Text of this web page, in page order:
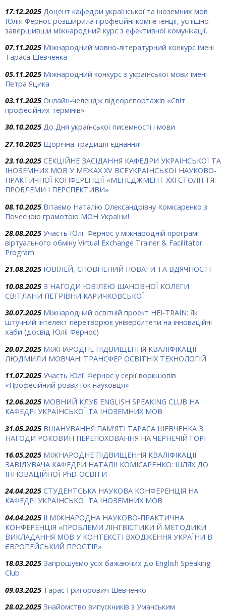
17.12.2025 Доцент кафедри української та іноземних мов
Юлія Фернос розширила професійні компетенції, успішно
завершивши міжнародний курс з ефективної комунікації.
07.11.2025 Міжнародний мовно-літературний конкурс імені
Тараса Шевченка
05.11.2025 Міжнародний конкурс з української мови імені
Петра Яцика
03.11.2025 Онлайн-челендж відеорепортажів «Світ
професійних термінів»
30.10.2025 До Дня української писемності і мови
27.10.2025 Щорічна традиція єднання!
23.10.2025 СЕКЦІЙНЕ ЗАСІДАННЯ КАФЕДРИ УКРАЇНСЬКОЇ ТА
ІНОЗЕМНИХ МОВ У МЕЖАХ ХV ВСЕУКРАЇНСЬКОЇ НАУКОВО-
ПРАКТИЧНОЇ КОНФЕРЕНЦІЇ «МЕНЕДЖМЕНТ XXI СТОЛІТТЯ:
ПРОБЛЕМИ І ПЕРСПЕКТИВИ»
08.10.2025 Вітаємо Наталію Олександрівну Комісаренко з
Почесною грамотою МОН України!
28.08.2025 Участь Юлії Фернос у міжнародній програмі
віртуального обміну Virtual Exchange Trainer & Facilitator
Program
21.08.2025 ЮВІЛЕЙ, СПОВНЕНИЙ ПОВАГИ ТА ВДЯЧНОСТІ
10.08.2025 З НАГОДИ ЮВІЛЕЮ ШАНОВНОЇ КОЛЕГИ
СВІТЛАНИ ПЕТРІВНИ КАРИЧКОВСЬКОЇ
30.07.2025 Міжнародний освітній проект HEI-TRAIN: Як
штучний інтелект перетворює університети на інноваційні
хаби (досвід Юлії Фернос)
20.07.2025 МІЖНАРОДНЕ ПІДВИЩЕННЯ КВАЛІФІКАЦІЇ
ЛЮДМИЛИ МОВЧАН: ТРАНСФЕР ОСВІТНІХ ТЕХНОЛОГІЙ
11.07.2025 Участь Юлії Фернос у серії воркшопів
«Професійний розвиток науковця»
12.06.2025 МОВНИЙ КЛУБ ENGLISH SPEAKING CLUB НА
КАФЕДРІ УКРАЇНСЬКОЇ ТА ІНОЗЕМНИХ МОВ
31.05.2025 ВШАНУВАННЯ ПАМ'ЯТІ ТАРАСА ШЕВЧЕНКА З
НАГОДИ РОКОВИН ПЕРЕПОХОВАННЯ НА ЧЕРНЕЧІЙ ГОРІ
16.05.2025 МІЖНАРОДНЕ ПІДВИЩЕННЯ КВАЛІФІКАЦІЇ
ЗАВІДУВАЧА КАФЕДРИ НАТАЛІЇ КОМІСАРЕНКО: ШЛЯХ ДО
ІННОВАЦІЙНОЇ PhD-ОСВІТИ
24.04.2025 СТУДЕНТСЬКА НАУКОВА КОНФЕРЕНЦІЯ НА
КАФЕДРІ УКРАЇНСЬКОЇ ТА ІНОЗЕМНИХ МОВ
04.04.2025 ІІ МІЖНАРОДНА НАУКОВО-ПРАКТИЧНА
КОНФЕРЕНЦІЯ «ПРОБЛЕМИ ЛІНГВІСТИКИ Й МЕТОДИКИ
ВИКЛАДАННЯ МОВ У КОНТЕКСТІ ВХОДЖЕННЯ УКРАЇНИ В
ЄВРОПЕЙСЬКИЙ ПРОСТІР»
18.03.2025 Запрошуємо усіх бажаючих до English Speaking
Club
09.03.2025 Тарас Григорович Шевченко
28.02.2025 Знайомство випускників з Уманським